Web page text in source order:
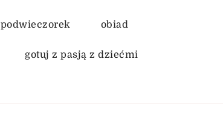
podwieczorek obiad
gotuj z pasją z dziećmi